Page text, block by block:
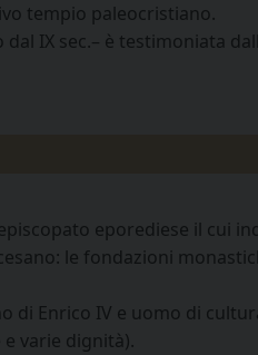
tempio paleocristiano.
IX sec.– è testimoniata
eporediese il cui
le fondazioni
di Enrico IV e uomo di
varie dignità).